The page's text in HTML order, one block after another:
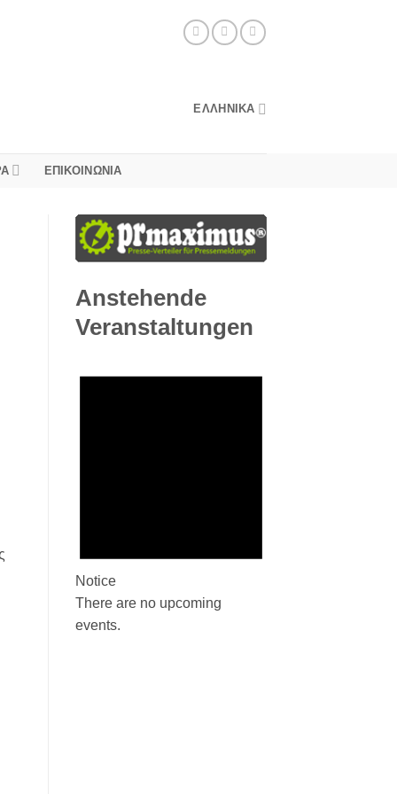
ΕΛΛΗΝΙΚΆ
ΕΠΙΚΟΙΝΩΝΊΑ
Anstehende
Veranstaltungen
Notice
There are no upcoming
events.